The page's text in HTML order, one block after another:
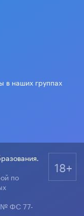
в наших группах
по
№ ФС 77-
18+